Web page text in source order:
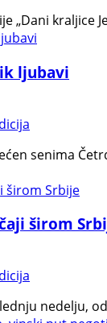
„Dani kraljice
ljubavi
senima
širom
nedelju,